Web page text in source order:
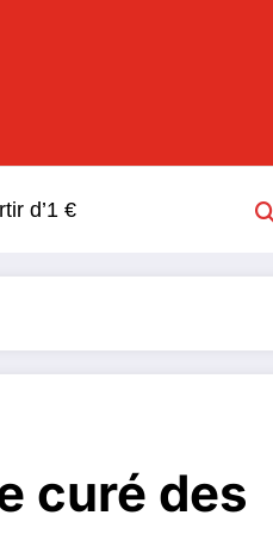
d’1 €
curé des